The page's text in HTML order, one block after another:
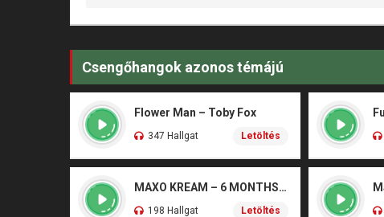
Csengőhangok azonos témájú
Flower Man – Toby Fox
347 Hallgat Letöltés
MAXO KREAM – 6 MONTHS CLEAN
198 Hallgat Letöltés